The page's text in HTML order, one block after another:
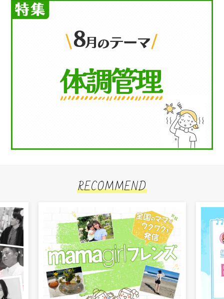
RECOMMEND